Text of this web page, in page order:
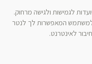
לגמישות ולגישה מרחוק.
למשתמש המאפשרות לך לנטר
לאינטרנט.